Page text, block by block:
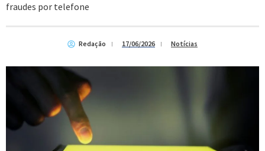
fraudes por telefone
Redação 17/06/2026 Notícias